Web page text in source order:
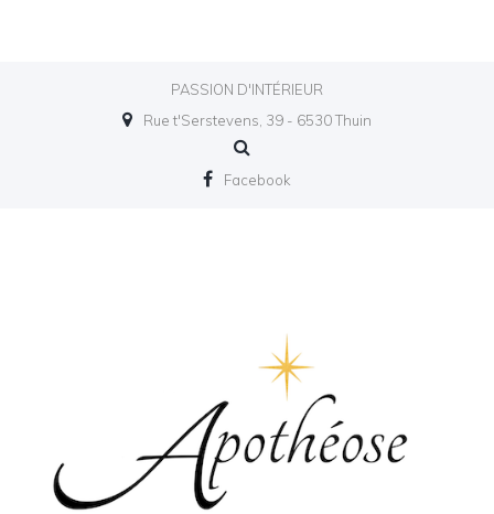
PASSION D'INTÉRIEUR
Rue t'Serstevens, 39 - 6530 Thuin
Facebook